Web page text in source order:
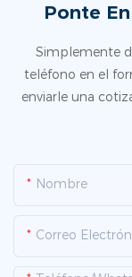
Ponte
Simplemente
teléfono en el
enviarle una
Nombre
Correo